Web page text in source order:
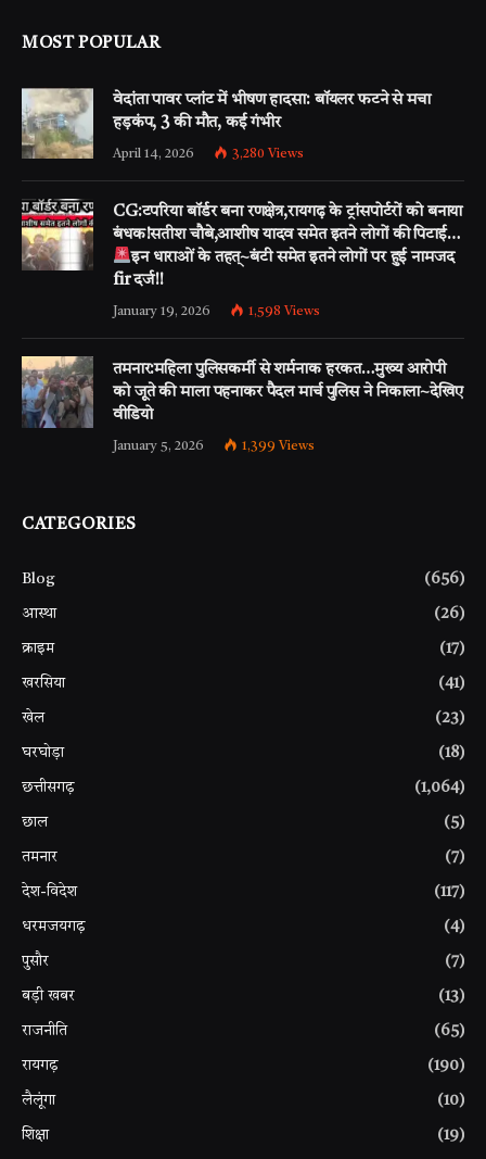
MOST POPULAR
वेदांता पावर प्लांट में भीषण हादसा: बॉयलर फटने से मचा
हड़कंप, 3 की मौत, कई गंभीर
April 14, 2026 3,280 Views
CG:टपरिया बॉर्डर बना रणक्षेत्र,रायगढ़ के ट्रांसपोर्टरों को बनाया
बंधक!सतीश चौबे,आशीष यादव समेत इतने लोगों की पिटाई…
इन धाराओं के तहत्~बंटी समेत इतने लोगों पर हुई नामजद
fir दर्ज!!
January 19, 2026 1,598 Views
तमनार:महिला पुलिसकर्मी से शर्मनाक हरकत…मुख्य आरोपी
को जूते की माला पहनाकर पैदल मार्च पुलिस ने निकाला~देखिए
वीडियो
January 5, 2026 1,399 Views
CATEGORIES
Blog (656)
आस्था (26)
क्राइम (17)
खरसिया (41)
खेल (23)
घरघोड़ा (18)
छत्तीसगढ़ (1,064)
छाल (5)
तमनार (7)
देश-विदेश (117)
धरमजयगढ़ (4)
पुसौर (7)
बड़ी खबर (13)
राजनीति (65)
रायगढ़ (190)
लैलूंगा (10)
शिक्षा (19)